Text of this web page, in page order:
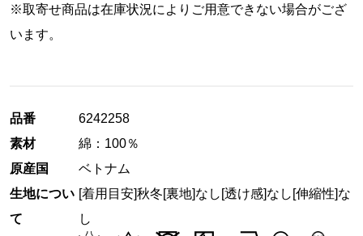
※取寄せ商品は在庫状況によりご用意できない場合がござ
います。
品番
6242258
素材
綿：100％
原産国
ベトナム
生地につい
て
[着用目安]秋冬[裏地]なし [透け感]なし [伸縮性]な
し